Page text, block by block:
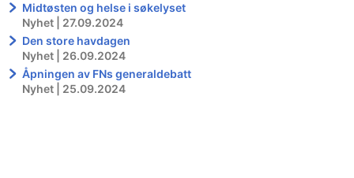
Midtøsten og helse i søkelyset
Nyhet | 27.09.2024
Den store havdagen
Nyhet | 26.09.2024
Åpningen av FNs generaldebatt
Nyhet | 25.09.2024